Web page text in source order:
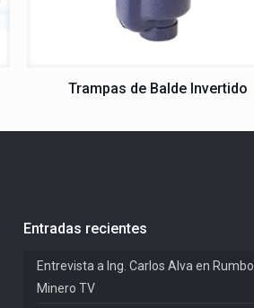
Trampas de Balde Invertido
Entradas recientes
Entrevista a Ing. Carlos Alva en Rumbo
Minero TV